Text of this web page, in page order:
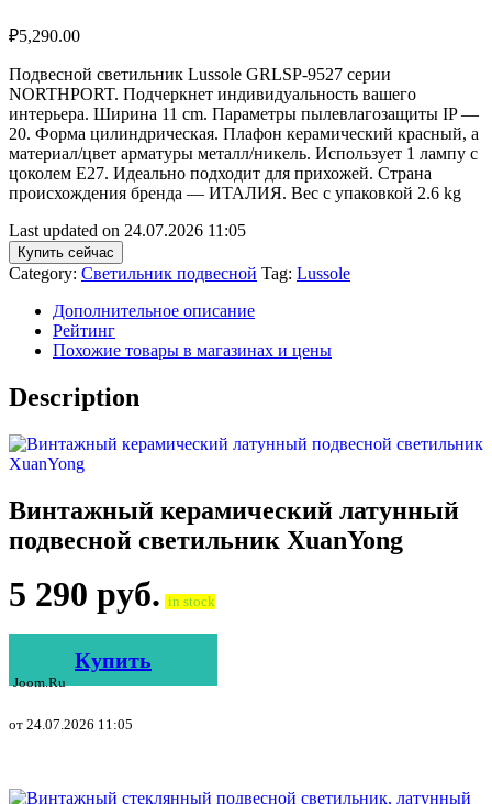
₽5,290.00
Подвесной светильник Lussole GRLSP-9527 серии
NORTHPORT. Подчеркнет индивидуальность вашего
интерьера. Ширина 11 cm. Параметры пылевлагозащиты IP —
20. Форма цилиндрическая. Плафон керамический красный, а
материал/цвет арматуры металл/никель. Использует 1 лампу с
цоколем E27. Идеально подходит для прихожей. Страна
происхождения бренда — ИТАЛИЯ. Вес с упаковкой 2.6 kg
Last updated on 24.07.2026 11:05
Купить сейчас
Category: Светильник подвесной Tag: Lussole
Дополнительное описание
Рейтинг
Похожие товары в магазинах и цены
Description
Винтажный керамический латунный
подвесной светильник XuanYong
5 290 руб. in stock
Купить
Joom.ru
от 24.07.2026 11:05